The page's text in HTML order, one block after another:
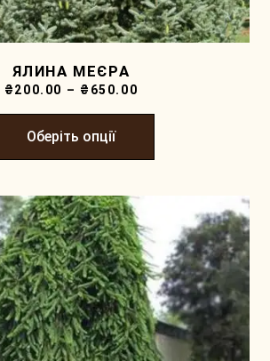
ЯЛИНА МЕЄРА
₴200.00 – ₴ 650.00
Оберіть опції